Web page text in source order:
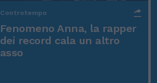
Controtempo
Fenomeno Anna, la rapper
dei record cala un altro
asso